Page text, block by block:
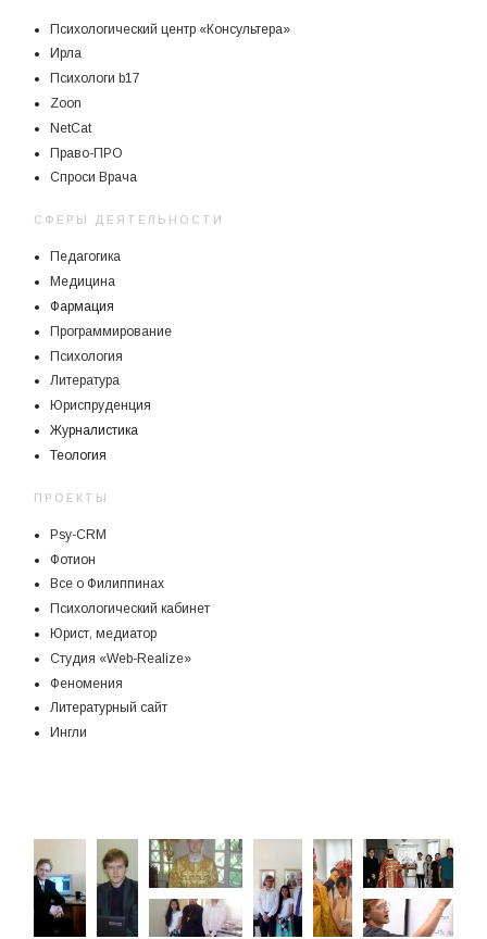
Психологический центр «Консультера»
Ирла
Психологи b17
Zoon
NetCat
Право-ПРО
Спроси Врача
СФЕРЫ ДЕЯТЕЛЬНОСТИ
Педагогика
Медицина
Фармация
Программирование
Психология
Литература
Юриспруденция
Журналистика
Теология
ПРОЕКТЫ
Psy-CRM
Фотион
Все о Филиппинах
Психологический кабинет
Юрист, медиатор
Студия «Web-Realize»
Феномения
Литературный сайт
Ингли